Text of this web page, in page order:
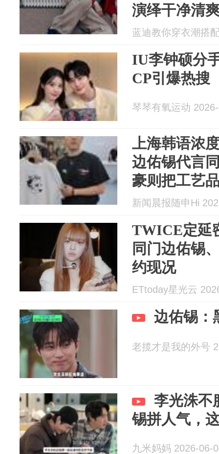
演绎干净清
蓝迪教你穿衣潮搭
IU李钟硕分
CP引爆热搜
琴琴有氧运动
上海韩语浓
边佑锡代言
豪则把工艺
新闻晨报随申Hi
TWICE定延
同门边佑锡
约现况
ETtoday星光云
边佑锡：
老揽才是我的外号
李光洙不
锡拼人气，
九米妈妈 2026-06-